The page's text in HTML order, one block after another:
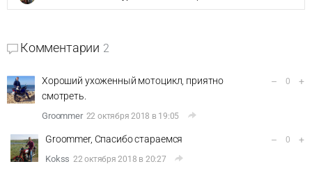
Комментарии 2
Хороший ухоженный мотоцикл, приятно
смотреть.
Groommer 22 октября 2018 в 19:05
– 0 +
Groommer, Спасибо стараемся
Kokss 22 октября 2018 в 20:27
– 0 +